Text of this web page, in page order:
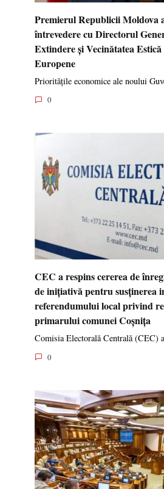
Premierul Republicii Moldova
întrevedere cu Directorul
Extindere și Vecinătatea
Europene
Prioritățile economice ale noului
0
CEC a respins cererea de
de inițiativă pentru susținerea
referendumului local privind
primarului comunei Coșnița
Comisia Electorală Centrală (CEC)
0